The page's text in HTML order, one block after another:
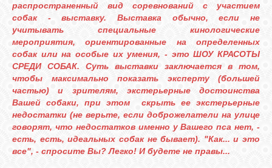
распространенный вид соревнований с участием
собак - выставку. Выставка обычно, если не
учитывать специальные кинологические
мероприятия, ориентированные на определенных
собак или на особые их умения, - это ШОУ КРАСОТЫ
СРЕДИ СОБАК. Суть выставки заключается в том,
чтобы максимально показать эксперту (большей
частью) и зрителям, экстерьерные достоинства
Вашей собаки, при этом скрыть ее экстерьерные
недостатки (не верьте, если доброжелатели на улице
говорят, что недостатков именно у Вашего пса нет, -
есть, есть, идеальных собак не бывает). "Как... и это
все", - спросите Вы? Легко! И будете не правы...